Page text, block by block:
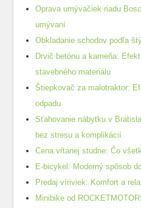
Oprava umývačiek riadu
umývaní
Obkladanie schodov podľa
Drvič betónu a kameňa:
stavebného materiálu
Štiepkovač za malotraktor:
odpadu
Sťahovanie nábytku v
bez stresu a komplikácií
Cena vŕtanej studne: Čo
E-bicykel: Moderný spôsob
Predaj víriviek: Komfort a
Minibike od